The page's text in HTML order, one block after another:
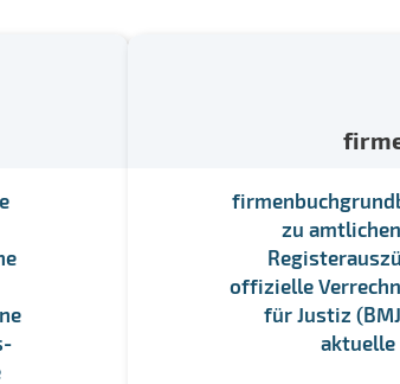
zu
offizielle
für Justiz
aktuelle